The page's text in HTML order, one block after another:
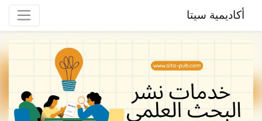
أكاديمية سيتا